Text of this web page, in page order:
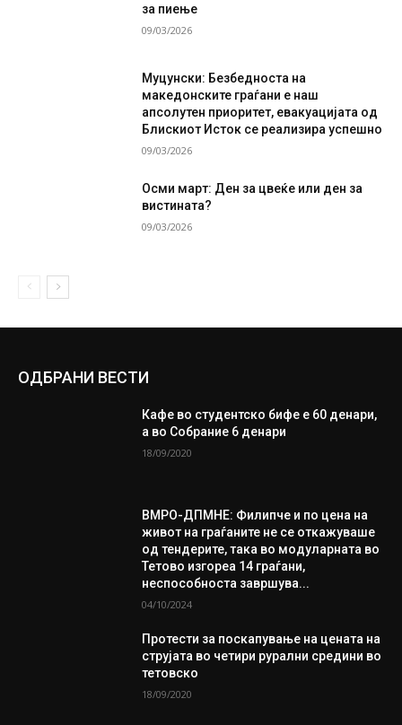
за пиење
09/03/2026
Муцунски: Безбедноста на
македонските граѓани е наш
апсолутен приоритет, евакуацијата од
Блискиот Исток се реализира успешно
09/03/2026
Осми март: Ден за цвеќе или ден за
вистината?
09/03/2026
ОДБРАНИ ВЕСТИ
Кафе во студентско бифе е 60 денари,
а во Собрание 6 денари
18/09/2020
ВМРО-ДПМНЕ: Филипче и по цена на
живот на граѓаните не се откажуваше
од тендерите, така во модуларната во
Тетово изгореа 14 граѓани,
неспособноста завршува...
04/10/2024
Протести за поскапување на цената на
струјата во четири рурални средини во
тетовско
18/09/2020